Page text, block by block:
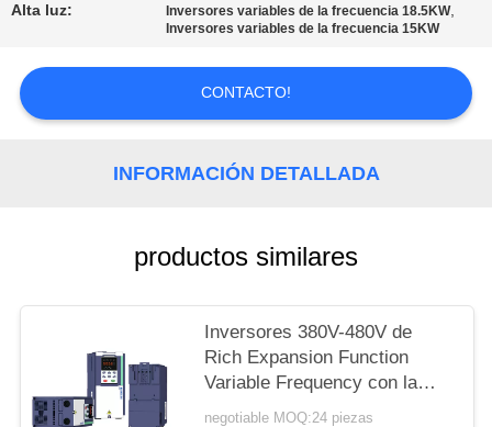
SITIO
POLÍTICAS
Alta luz: Inversores variables de la frecuencia 18.5KW,
Inversores variables de la frecuencia 15KW
CONTACTO!
INFORMACIÓN DETALLADA
productos similares
Inversores 380V-480V de
Rich Expansion Function
Variable Frequency con la
función de GPRS
negotiable MOQ:24 piezas